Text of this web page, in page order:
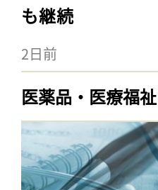
も継続
2日前
医薬品・医療福祉